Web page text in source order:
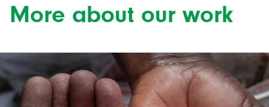
More about our work